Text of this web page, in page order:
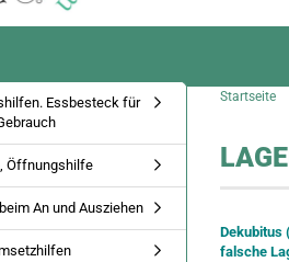
Startseite
Dekubitus
falsche
Essbesteck für
Öffnungshilfe
An und Ausziehen